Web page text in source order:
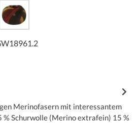
Merinofasern mit interessantem
Schurwolle (Merino extrafein) 15 %